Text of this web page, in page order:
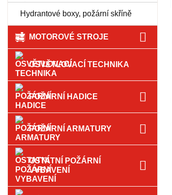
Hydrantové boxy, požární skříně
MOTOROVÉ STROJE
OSVĚTLOVACÍ TECHNIKA
POŽÁRNÍ HADICE
POŽÁRNÍ ARMATURY
OSTATNÍ POŽÁRNÍ
VYBAVENÍ